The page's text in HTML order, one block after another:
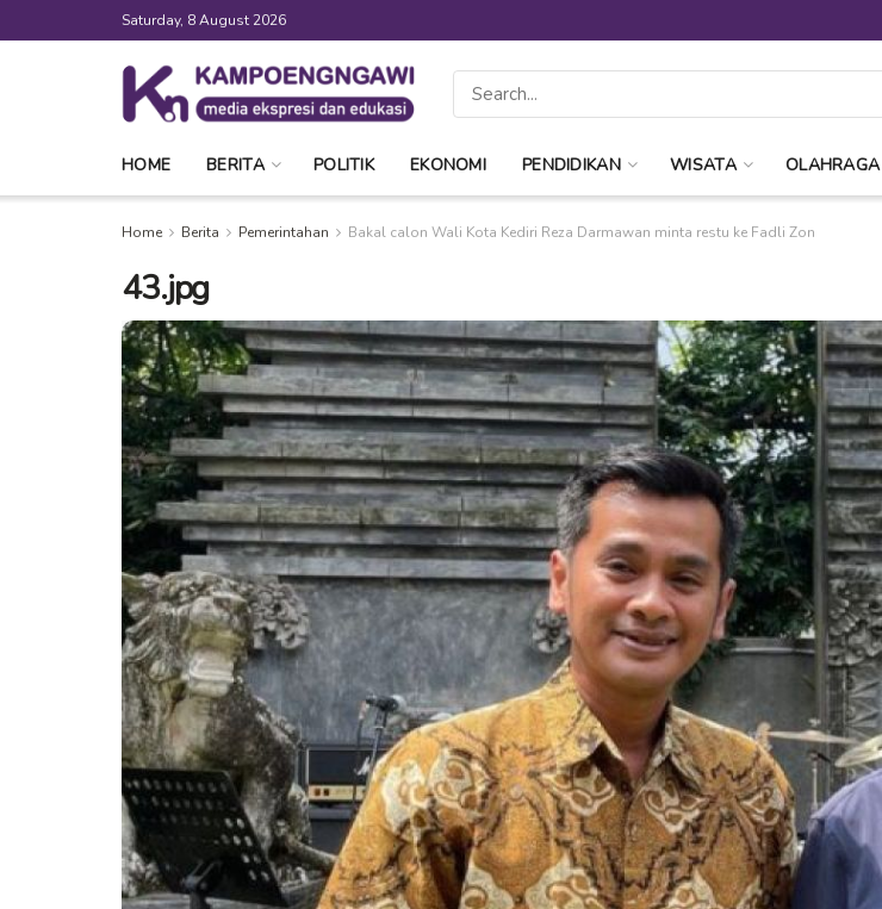
Saturday, 8 August 2026
HOME BERITA POLITIK EKONOMI PENDIDIKAN WISATA OLAHRAGA
Home Berita Pemerintahan Bakal calon Wali Kota Kediri Reza Darmawan minta restu ke Fadli Zon
43.jpg